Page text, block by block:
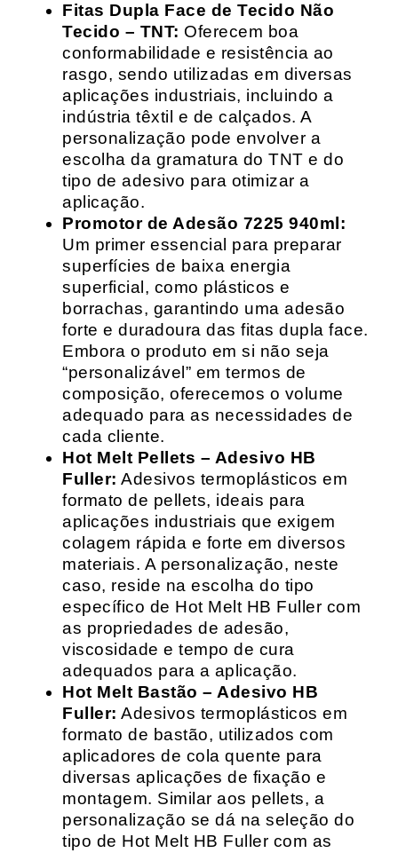
Fitas Dupla Face de Tecido Não
Tecido – TNT: Oferecem boa
conformabilidade e resistência ao
rasgo, sendo utilizadas em diversas
aplicações industriais, incluindo a
indústria têxtil e de calçados. A
personalização pode envolver a
escolha da gramatura do TNT e do
tipo de adesivo para otimizar a
aplicação.
Promotor de Adesão 7225 940ml:
Um primer essencial para preparar
superfícies de baixa energia
superficial, como plásticos e
borrachas, garantindo uma adesão
forte e duradoura das fitas dupla face.
Embora o produto em si não seja
“personalizável” em termos de
composição, oferecemos o volume
adequado para as necessidades de
cada cliente.
Hot Melt Pellets – Adesivo HB
Fuller: Adesivos termoplásticos em
formato de pellets, ideais para
aplicações industriais que exigem
colagem rápida e forte em diversos
materiais. A personalização, neste
caso, reside na escolha do tipo
específico de Hot Melt HB Fuller com
as propriedades de adesão,
viscosidade e tempo de cura
adequados para a aplicação.
Hot Melt Bastão – Adesivo HB
Fuller: Adesivos termoplásticos em
formato de bastão, utilizados com
aplicadores de cola quente para
diversas aplicações de fixação e
montagem. Similar aos pellets, a
personalização se dá na seleção do
tipo de Hot Melt HB Fuller com as